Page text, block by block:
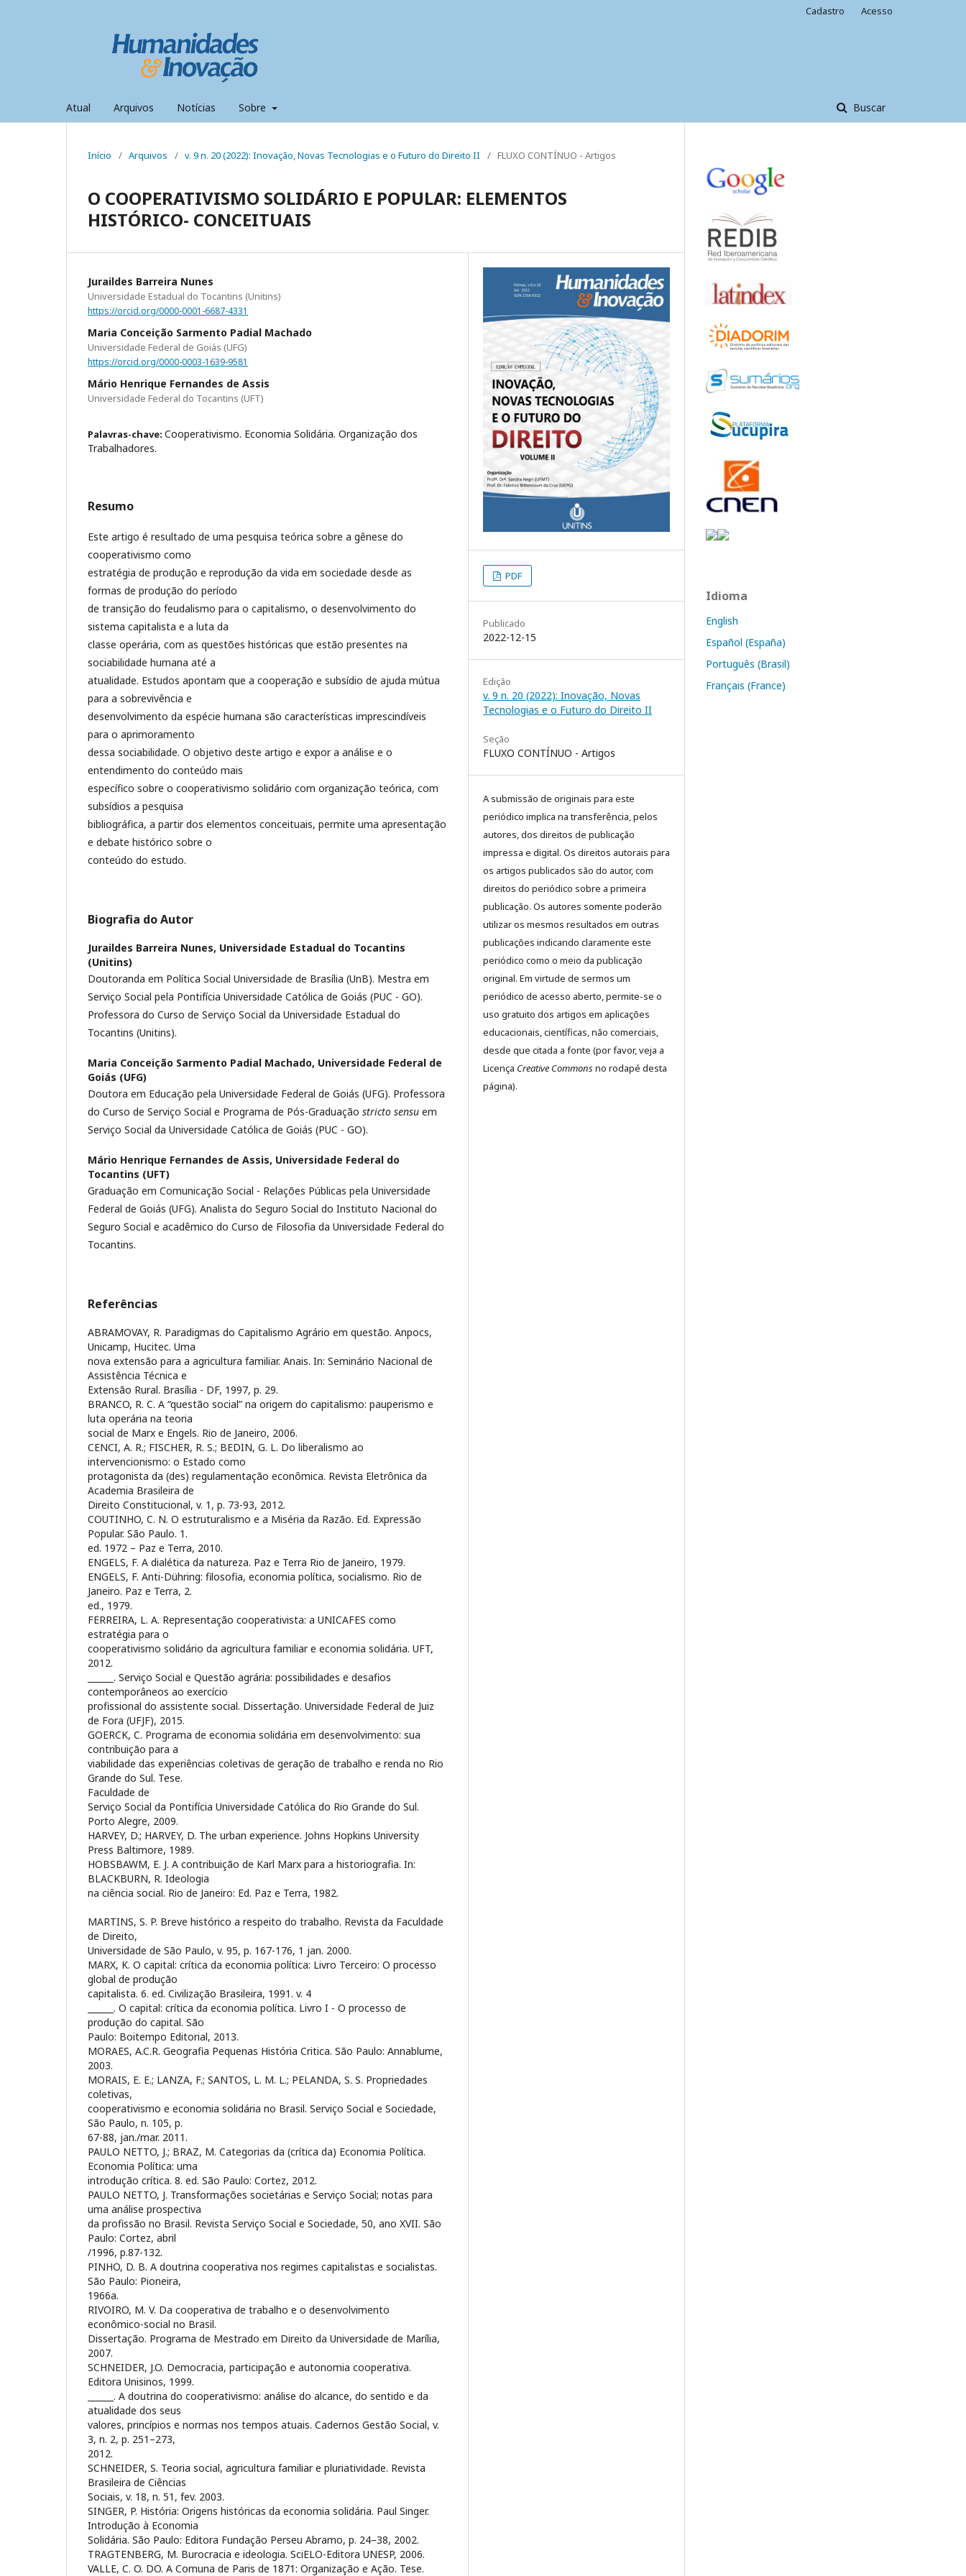
Atual Arquivos Notícias Sobre Buscar
Cadastro Acesso
Início / Arquivos / v. 9 n. 20 (2022): Inovação, Novas Tecnologias e o Futuro do Direito II / FLUXO CONTÍNUO - Artigos
O COOPERATIVISMO SOLIDÁRIO E POPULAR: ELEMENTOS
HISTÓRICO- CONCEITUAIS
Juraildes Barreira Nunes
Universidade Estadual do Tocantins (Unitins)
https://orcid.org/0000-0001-6687-4331
Maria Conceição Sarmento Padial Machado
Universidade Federal de Goiás (UFG)
https://orcid.org/0000-0003-1639-9581
Mário Henrique Fernandes de Assis
Universidade Federal do Tocantins (UFT)
Palavras-chave: Cooperativismo. Economia Solidária. Organização dos
Trabalhadores.
Resumo
Este artigo é resultado de uma pesquisa teórica sobre a gênese do
cooperativismo como
estratégia de produção e reprodução da vida em sociedade desde as
formas de produção do período
de transição do feudalismo para o capitalismo, o desenvolvimento do
sistema capitalista e a luta da
classe operária, com as questões históricas que estão presentes na
sociabilidade humana até a
atualidade. Estudos apontam que a cooperação e subsídio de ajuda mútua
para a sobrevivência e
desenvolvimento da espécie humana são características imprescindíveis
para o aprimoramento
dessa sociabilidade. O objetivo deste artigo e expor a análise e o
entendimento do conteúdo mais
específico sobre o cooperativismo solidário com organização teórica, com
subsídios a pesquisa
bibliográfica, a partir dos elementos conceituais, permite uma apresentação
e debate histórico sobre o
conteúdo do estudo.
Biografia do Autor
Juraildes Barreira Nunes, Universidade Estadual do Tocantins
(Unitins)
Doutoranda em Política Social Universidade de Brasília (UnB). Mestra em
Serviço Social pela Pontifícia Universidade Católica de Goiás (PUC - GO).
Professora do Curso de Serviço Social da Universidade Estadual do
Tocantins (Unitins).
Maria Conceição Sarmento Padial Machado, Universidade Federal de
Goiás (UFG)
Doutora em Educação pela Universidade Federal de Goiás (UFG). Professora
do Curso de Serviço Social e Programa de Pós-Graduação stricto sensu em
Serviço Social da Universidade Católica de Goiás (PUC - GO).
Mário Henrique Fernandes de Assis, Universidade Federal do
Tocantins (UFT)
Graduação em Comunicação Social - Relações Públicas pela Universidade
Federal de Goiás (UFG). Analista do Seguro Social do Instituto Nacional do
Seguro Social e acadêmico do Curso de Filosofia da Universidade Federal do
Tocantins.
Referências
ABRAMOVAY, R. Paradigmas do Capitalismo Agrário em questão. Anpocs,
Unicamp, Hucitec. Uma
nova extensão para a agricultura familiar. Anais. In: Seminário Nacional de
Assistência Técnica e
Extensão Rural. Brasília - DF, 1997, p. 29.
BRANCO, R. C. A “questão social” na origem do capitalismo: pauperismo e
luta operária na teoria
social de Marx e Engels. Rio de Janeiro, 2006.
CENCI, A. R.; FISCHER, R. S.; BEDIN, G. L. Do liberalismo ao
intervencionismo: o Estado como
protagonista da (des) regulamentação econômica. Revista Eletrônica da
Academia Brasileira de
Direito Constitucional, v. 1, p. 73-93, 2012.
COUTINHO, C. N. O estruturalismo e a Miséria da Razão. Ed. Expressão
Popular. São Paulo. 1.
ed. 1972 – Paz e Terra, 2010.
ENGELS, F. A dialética da natureza. Paz e Terra Rio de Janeiro, 1979.
ENGELS, F. Anti-Dühring: filosofia, economia política, socialismo. Rio de
Janeiro. Paz e Terra, 2.
ed., 1979.
FERREIRA, L. A. Representação cooperativista: a UNICAFES como
estratégia para o
cooperativismo solidário da agricultura familiar e economia solidária. UFT,
2012.
______. Serviço Social e Questão agrária: possibilidades e desafios
contemporâneos ao exercício
profissional do assistente social. Dissertação. Universidade Federal de Juiz
de Fora (UFJF), 2015.
GOERCK, C. Programa de economia solidária em desenvolvimento: sua
contribuição para a
viabilidade das experiências coletivas de geração de trabalho e renda no Rio
Grande do Sul. Tese.
Faculdade de
Serviço Social da Pontifícia Universidade Católica do Rio Grande do Sul.
Porto Alegre, 2009.
HARVEY, D.; HARVEY, D. The urban experience. Johns Hopkins University
Press Baltimore, 1989.
HOBSBAWM, E. J. A contribuição de Karl Marx para a historiografia. In:
BLACKBURN, R. Ideologia
na ciência social. Rio de Janeiro: Ed. Paz e Terra, 1982.
MARTINS, S. P. Breve histórico a respeito do trabalho. Revista da Faculdade
de Direito,
Universidade de São Paulo, v. 95, p. 167-176, 1 jan. 2000.
MARX, K. O capital: crítica da economia política: Livro Terceiro: O processo
global de produção
capitalista. 6. ed. Civilização Brasileira, 1991. v. 4
______. O capital: crítica da economia política. Livro I - O processo de
produção do capital. São
Paulo: Boitempo Editorial, 2013.
MORAES, A.C.R. Geografia Pequenas História Critica. São Paulo: Annablume,
2003.
MORAIS, E. E.; LANZA, F.; SANTOS, L. M. L.; PELANDA, S. S. Propriedades
coletivas,
cooperativismo e economia solidária no Brasil. Serviço Social e Sociedade,
São Paulo, n. 105, p.
67-88, jan./mar. 2011.
PAULO NETTO, J.; BRAZ, M. Categorias da (crítica da) Economia Política.
Economia Política: uma
introdução crítica. 8. ed. São Paulo: Cortez, 2012.
PAULO NETTO, J. Transformações societárias e Serviço Social; notas para
uma análise prospectiva
da profissão no Brasil. Revista Serviço Social e Sociedade, 50, ano XVII. São
Paulo: Cortez, abril
/1996, p.87-132.
PINHO, D. B. A doutrina cooperativa nos regimes capitalistas e socialistas.
São Paulo: Pioneira,
1966a.
RIVOIRO, M. V. Da cooperativa de trabalho e o desenvolvimento
econômico-social no Brasil.
Dissertação. Programa de Mestrado em Direito da Universidade de Marília,
2007.
SCHNEIDER, J.O. Democracia, participação e autonomia cooperativa.
Editora Unisinos, 1999.
______. A doutrina do cooperativismo: análise do alcance, do sentido e da
atualidade dos seus
valores, princípios e normas nos tempos atuais. Cadernos Gestão Social, v.
3, n. 2, p. 251–273,
2012.
SCHNEIDER, S. Teoria social, agricultura familiar e pluriatividade. Revista
Brasileira de Ciências
Sociais, v. 18, n. 51, fev. 2003.
SINGER, P. História: Origens históricas da economia solidária. Paul Singer.
Introdução à Economia
Solidária. São Paulo: Editora Fundação Perseu Abramo, p. 24–38, 2002.
TRAGTENBERG, M. Burocracia e ideologia. SciELO-Editora UNESP, 2006.
VALLE, C. O. DO. A Comuna de Paris de 1871: Organização e Ação. Tese.
PDF
Publicado
2022-12-15
Edição
v. 9 n. 20 (2022): Inovação, Novas
Tecnologias e o Futuro do Direito II
Seção
FLUXO CONTÍNUO - Artigos
A submissão de originais para este
periódico implica na transferência, pelos
autores, dos direitos de publicação
impressa e digital. Os direitos autorais para
os artigos publicados são do autor, com
direitos do periódico sobre a primeira
publicação. Os autores somente poderão
utilizar os mesmos resultados em outras
publicações indicando claramente este
periódico como o meio da publicação
original. Em virtude de sermos um
periódico de acesso aberto, permite-se o
uso gratuito dos artigos em aplicações
educacionais, científicas, não comerciais,
desde que citada a fonte (por favor, veja a
Licença Creative Commonsno rodapé desta
página).
Idioma
English
Español (España)
Português (Brasil)
Français (France)